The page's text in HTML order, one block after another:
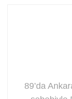
89’da